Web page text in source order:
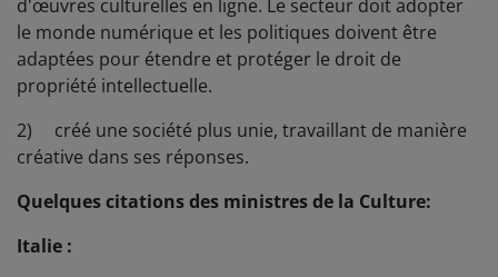
d'œuvres culturelles en ligne. Le secteur doit adopter
le monde numérique et les politiques doivent être
adaptées pour étendre et protéger le droit de
propriété intellectuelle.
2) créé une société plus unie, travaillant de manière
créative dans ses réponses.
Quelques citations des ministres de la Culture:
Italie :